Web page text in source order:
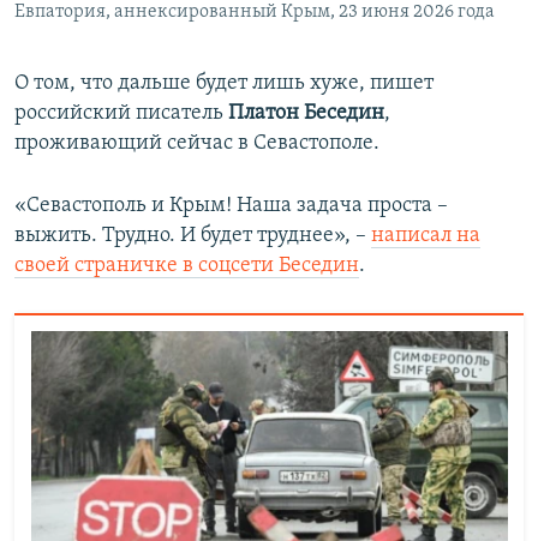
Евпатория, аннексированный Крым, 23 июня 2026 года
О том, что дальше будет лишь хуже, пишет
российский писатель Платон Беседин,
проживающий сейчас в Севастополе.
«Севастополь и Крым! Наша задача проста –
выжить. Трудно. И будет труднее», – написал на
своей страничке в соцсети Беседин.